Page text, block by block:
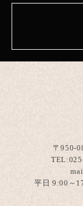
〒950-
TEL:
平日 9:00～